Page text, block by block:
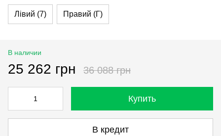
Лівий (7) Правий (Г)
В наличии
25 262 грн 36 088 грн
Купить
В кредит